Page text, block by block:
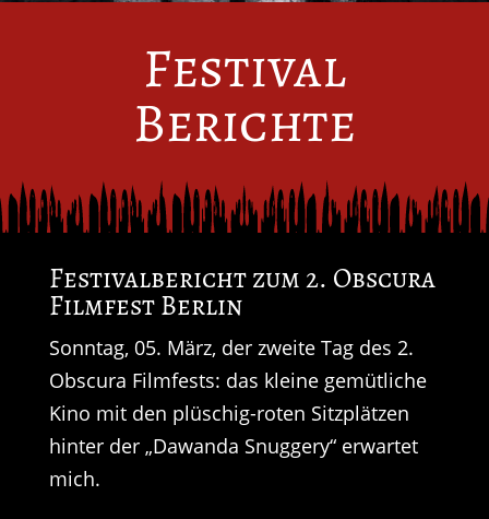
Festival
Berichte
Festivalbericht zum 2. Obscura
Filmfest Berlin
Sonntag, 05. März, der zweite Tag des 2.
Obscura Filmfests: das kleine gemütliche
Kino mit den plüschig-roten Sitzplätzen
hinter der „Dawanda Snuggery“ erwartet
mich.